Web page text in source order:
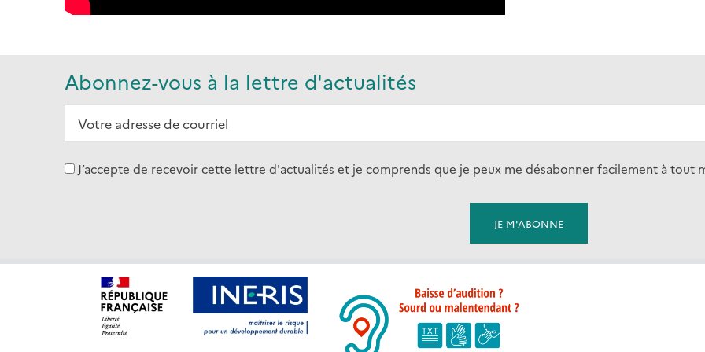
Abonnez-vous à la lettre d'actualités
J’accepte de recevoir cette lettre d'actualités et je comprends que je peux me désabonner facilement à tout